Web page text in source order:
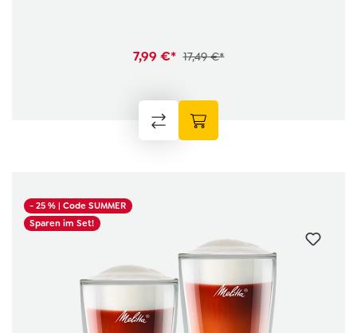
7,99 €* 17,49 €*
- 25 %| Code SUMMER
Sparen im Set!